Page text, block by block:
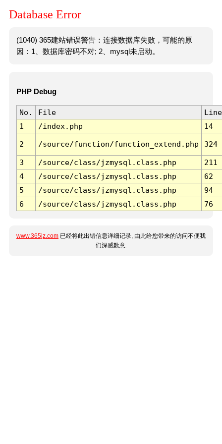
Database Error
(1040) 365建站错误警告：连接数据库失败，可能的原
因：1、数据库密码不对; 2、mysql未启动。
PHP Debug
No. File
Line
1
/index.php 14
2 /source/function/function_extend.php 324
3 /source/class/jzmysql.class.php
211
4
/source/class/jzmysql.class.php
62
5
/source/class/jzmysql.class.php
94
6
/source/class/jzmysql.class.php 76
www.365jz.com 已经将此出错信息详细记录, 由此给您带来的访问不便我
们深感歉意.